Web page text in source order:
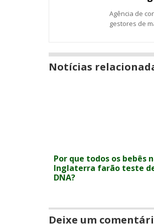
Agência de
gestores de
Notícias
Por que todos os bebês
Inglaterra farão teste
DNA?
Deixe um